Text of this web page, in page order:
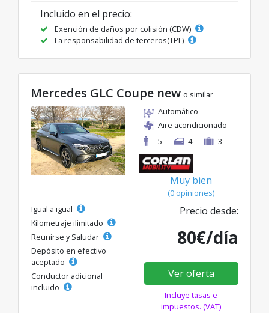
Incluido en el precio:
Exención de daños por colisión (CDW)
La responsabilidad de terceros(TPL)
Mercedes GLC Coupe new o similar
Automático
Aire acondicionado
5
4 3
Muy bien
(0 opiniones)
Igual a igual
Kilometraje ilimitado
Reunirse y Saludar
Depósito en efectivo
aceptado
Conductor adicional
incluido
Precio desde:
80€/día
Ver oferta
Incluye tasas e
impuestos. (VAT)